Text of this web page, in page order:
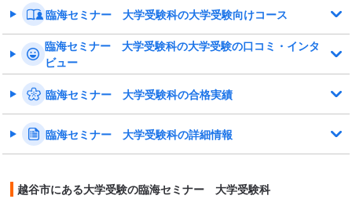
臨海セミナー 大学受験科の大学受験向けコース
臨海セミナー 大学受験科の大学受験の口コミ・インタ
ビュー
臨海セミナー 大学受験科の合格実績
臨海セミナー 大学受験科の詳細情報
越谷市にある大学受験の臨海セミナー 大学受験科